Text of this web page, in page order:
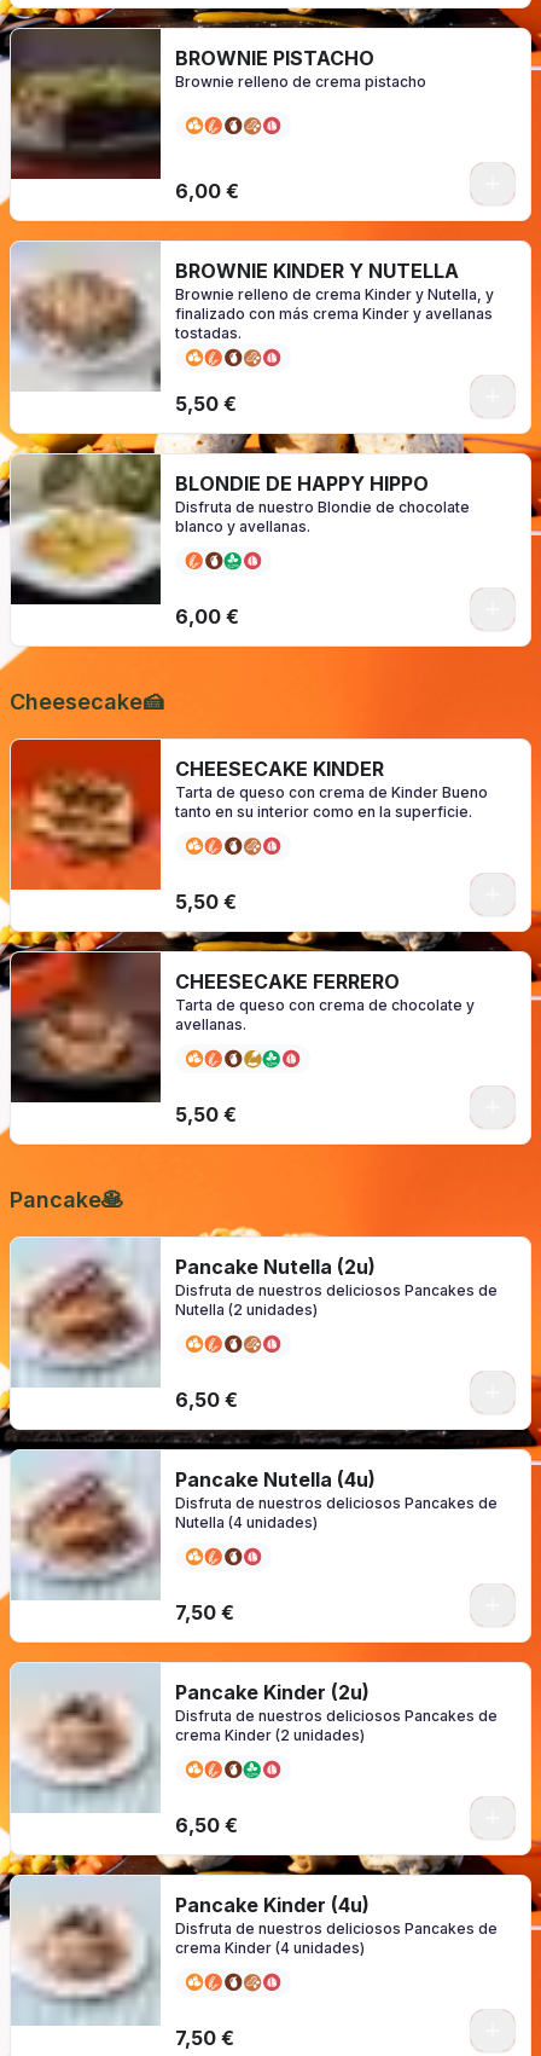
BROWNIE PISTACHO
Brownie relleno de crema pistacho
6,00 €
BROWNIE KINDER Y NUTELLA
Brownie relleno de crema Kinder y Nutella, y
finalizado con más crema Kinder y avellanas
tostadas.
5,50 €
BLONDIE DE HAPPY HIPPO
Disfruta de nuestro Blondie de chocolate
blanco y avellanas.
6,00 €
Cheesecake🍰
CHEESECAKE KINDER
Tarta de queso con crema de Kinder Bueno
tanto en su interior como en la superficie.
5,50 €
CHEESECAKE FERRERO
Tarta de queso con crema de chocolate y
avellanas.
5,50 €
Pancake🥞
Pancake Nutella (2u)
Disfruta de nuestros deliciosos Pancakes de
Nutella (2 unidades)
6,50 €
Pancake Nutella (4u)
Disfruta de nuestros deliciosos Pancakes de
Nutella (4 unidades)
7,50 €
Pancake Kinder (2u)
Disfruta de nuestros deliciosos Pancakes de
crema Kinder (2 unidades)
6,50 €
Pancake Kinder (4u)
Disfruta de nuestros deliciosos Pancakes de
crema Kinder (4 unidades)
7,50 €